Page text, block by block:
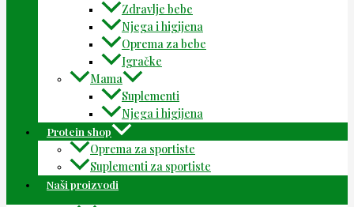
Zdravlje bebe
Njega i higijena
Oprema za bebe
Igračke
Mama
Suplementi
Njega i higijena
Protein shop
Oprema za sportiste
Suplementi za sportiste
Naši proizvodi